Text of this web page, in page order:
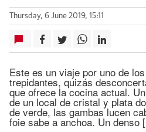
Thursday, 6 June 2019, 15:11
Este es un viaje por uno de
trepidantes, quizás
que ofrece la cocina actual.
de un local de cristal y plata
de verde, las gambas lucen
foie sabe a anchoa. Un